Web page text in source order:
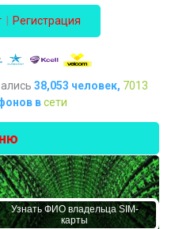
| Регистрация
38,053 человек, 7013
всети
Узнать ФИО владельца SIM-
карты